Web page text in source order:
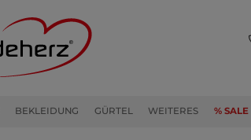
BEKLEIDUNG GÜRTEL WEITERES % SALE